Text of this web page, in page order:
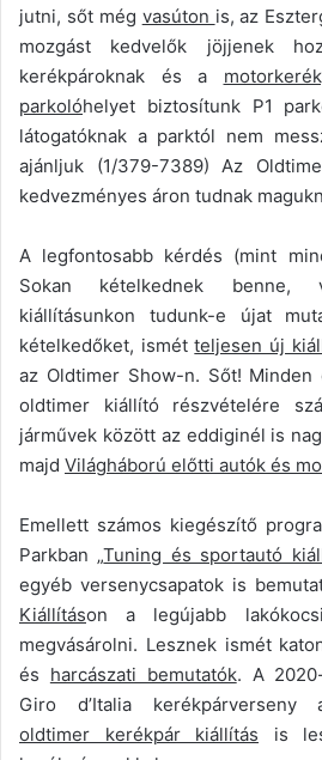
jutni, sőt még vasúton is, az
mozgást kedvelők jöjjenek
kerékpároknak és a
parkolóhelyet biztosítunk P1
látogatóknak a parktól nem
ajánljuk (1/379-7389) Az
kedvezményes áron tudnak
A legfontosabb kérdés (mint
Sokan kételkednek benne,
kiállításunkon tudunk-e újat
kételkedőket, ismétteljesen új
az Oldtimer Show-n. Sőt!
oldtimer kiállító részvételére
járművek között az eddiginél is
majd Világháború előtti autók és
Emellett számos kiegészítő
Parkban „Tuning és sportautó
egyéb versenycsapatok is
Kiállításon a legújabb
megvásárolni. Lesznek ismét
és harcászati bemutatók. A
Giro d’Italia kerékpárverseny
oldtimer kerékpár kiállítás is